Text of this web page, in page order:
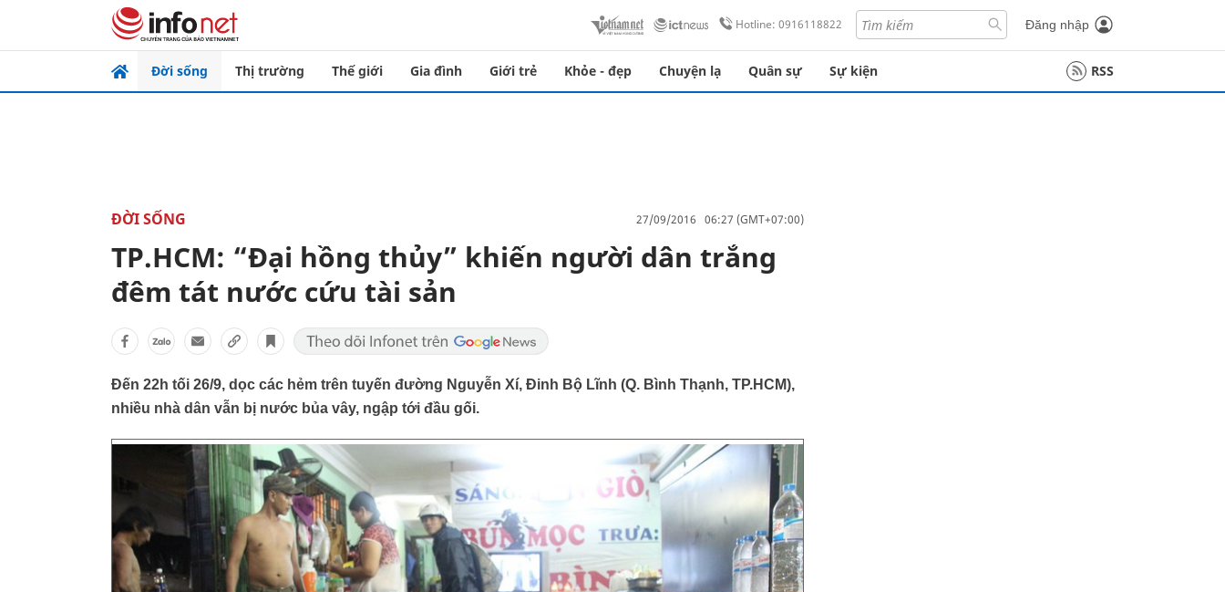
Hotline: 0916118822 Đăng nhập
Đời sống Thị trường Thế giới Gia đình Giới trẻ Khỏe - đẹp Chuyện lạ Quân sự Sự kiện RSS
ĐỜI SỐNG 27/09/2016 06:27 (GMT+07:00)
TP.HCM: “Đại hồng thủy” khiến người dân trắng
đêm tát nước cứu tài sản
Đến 22h tối 26/9, dọc các hẻm trên tuyến đường Nguyễn Xí, Đinh Bộ Lĩnh (Q. Bình Thạnh, TP.HCM),
nhiều nhà dân vẫn bị nước bủa vây, ngập tới đầu gối.